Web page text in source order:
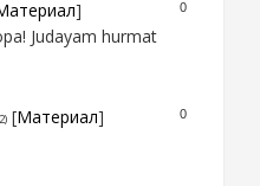
0
]
Judayam hurmat
0
[Материал]